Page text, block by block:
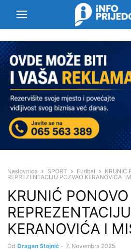
Naslovnica SPORT Fudbal
KRUNIĆ
REPREZENTACIJU POZVAO KERANOVIĆA I
KRUNIĆ
KERANOVIĆA I
Od Dragan Stojnić - 7. Novembra 2025.